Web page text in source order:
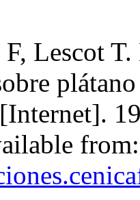
Lescot
from: